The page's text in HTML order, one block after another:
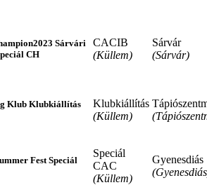
2023 Sárvári
CH
CACIB
(Küllem)
Sárvár
(Sárvár)
Klub Klubkiállítás
Klubkiállítás
(Küllem)
Fest Speciál
Speciál
CAC
(Küllem)
Gyenesdiás